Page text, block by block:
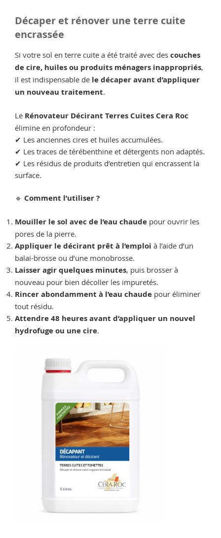
Décaper et rénover une terre cuite
encrassée
Si votre sol en terre cuite a été traité avec des couches
de cire, huiles ou produits ménagers inappropriés,
il est indispensable de le décaper avant d’appliquer
un nouveau traitement.
Le Rénovateur Décirant Terres Cuites Cera Roc
élimine en profondeur :
✔ Les anciennes cires et huiles accumulées.
✔ Les traces de térébenthine et détergents non adaptés.
✔ Les résidus de produits d’entretien qui encrassent la
surface.
🔹 Comment l’utiliser ?
Mouiller le sol avec de l’eau chaude pour ouvrir les
pores de la pierre.
Appliquer le décirant prêt à l’emploi à l’aide d’un
balai-brosse ou d’une monobrosse.
Laisser agir quelques minutes, puis brosser à
nouveau pour bien décoller les impuretés.
Rincer abondamment à l’eau chaude pour éliminer
tout résidu.
Attendre 48 heures avant d’appliquer un nouvel
hydrofuge ou une cire.